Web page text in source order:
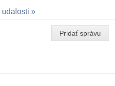
udalosti
Pridať správu